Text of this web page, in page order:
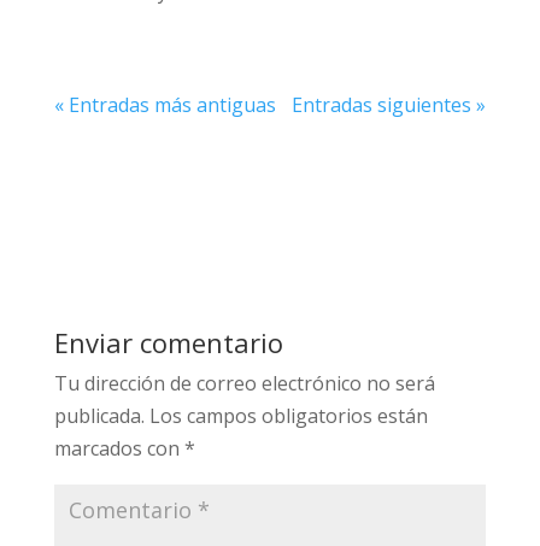
« Entradas más antiguas Entradas siguientes »
Enviar comentario
Tu dirección de correo electrónico no será
publicada. Los campos obligatorios están
marcados con *